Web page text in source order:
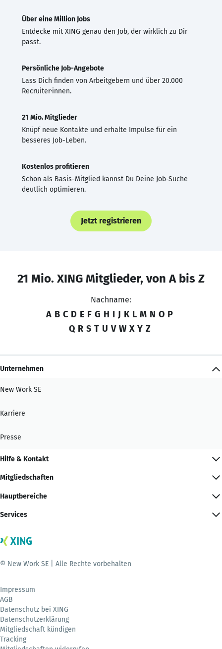
Über eine Million Jobs
Entdecke mit XING genau den Job, der wirklich zu Dir
passt.
Persönliche Job-Angebote
Lass Dich finden von Arbeitgebern und über 20.000
Recruiter·innen.
21 Mio. Mitglieder
Knüpf neue Kontakte und erhalte Impulse für ein
besseres Job-Leben.
Kostenlos profitieren
Schon als Basis-Mitglied kannst Du Deine Job-Suche
deutlich optimieren.
Jetzt registrieren
21 Mio. XING Mitglieder, von A bis Z
Nachname:
A B C D E F G H I J K L M N O P
Q R S T U V W X Y Z
Unternehmen
New Work SE
Karriere
Presse
Hilfe & Kontakt
Mitgliedschaften
Hauptbereiche
Services
© New Work SE | Alle Rechte vorbehalten
Impressum
AGB
Datenschutz bei XING
Datenschutzerklärung
Mitgliedschaft kündigen
Tracking